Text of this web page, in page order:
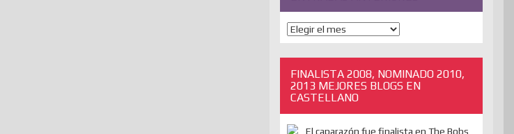
ENTRADAS
ANTERIORES
FINALISTA 2008, NOMINADO 2010,
2013 MEJORES BLOGS EN
CASTELLANO